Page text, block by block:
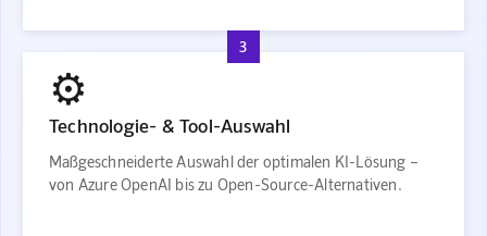
3
⚙️
Technologie- & Tool-Auswahl
Maßgeschneiderte Auswahl der optimalen KI-Lösung –
von Azure OpenAI bis zu Open-Source-Alternativen.